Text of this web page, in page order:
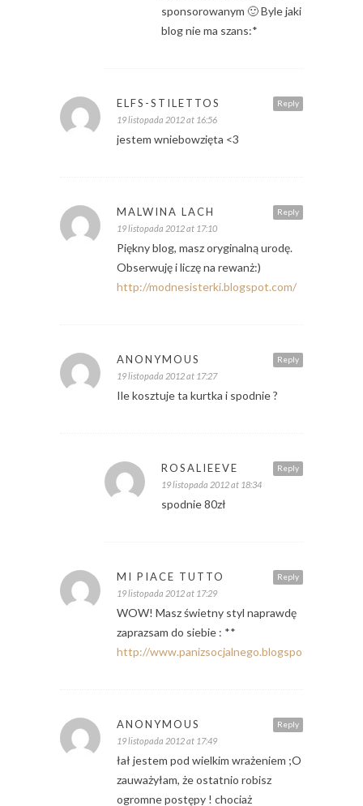
sponsorowanym 🙂 Byle jaki
blog nie ma szans:*
Reply
ELFS-STILETTOS
19 listopada 2012 at 16:56
jestem wniebowzięta <3
Reply
MALWINA LACH
19 listopada 2012 at 17:10
Piękny blog, masz oryginalną urodę.
Obserwuję i liczę na rewanż:)
http://modnesisterki.blogspot.com/
Reply
ANONYMOUS
19 listopada 2012 at 17:27
Ile kosztuje ta kurtka i spodnie ?
Reply
ROSALIEEVE
19 listopada 2012 at 18:34
spodnie 80zł
Reply
MI PIACE TUTTO
19 listopada 2012 at 17:29
WOW! Masz świetny styl naprawdę
zaprazsam do siebie : **
http://www.panizsocjalnego.blogspot.com
Reply
ANONYMOUS
19 listopada 2012 at 17:49
łał jestem pod wielkim wrażeniem ;O
zauważyłam, że ostatnio robisz
ogromne postępy ! chociaż